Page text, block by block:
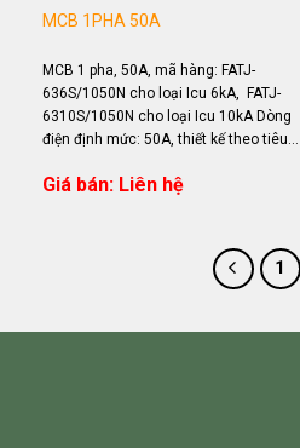
MCB 1PHA 50A
MCB 1 pha, 50A, mã hàng: FATJ-
636S/1050N cho loại Icu 6kA, FATJ-
6310S/1050N cho loại Icu 10kA Dòng
điện định mức: 50A, thiết kế theo tiêu
Giá bán: Liên hệ
1